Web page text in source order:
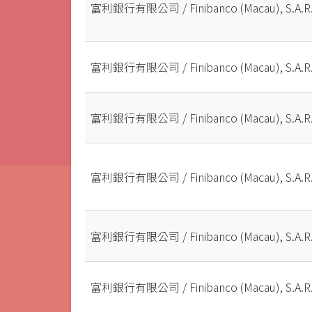
富利銀行有限公司 / Finibanco (Macau),
富利銀行有限公司 / Finibanco (Macau),
富利銀行有限公司 / Finibanco (Macau),
富利銀行有限公司 / Finibanco (Macau),
富利銀行有限公司 / Finibanco (Macau),
富利銀行有限公司 / Finibanco (Macau),